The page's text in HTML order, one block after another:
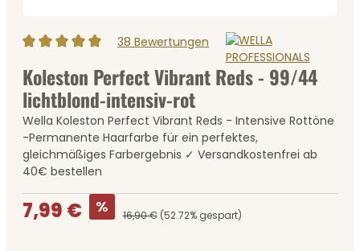
Durchschnittliche Bewertung von 4.95 von 5 Sternen
38 Bewertungen
Koleston Perfect Vibrant Reds - 99/44
lichtblond-intensiv-rot
Wella Koleston Perfect Vibrant Reds - Intensive Rottöne
-Permanente Haarfarbe für ein perfektes,
gleichmäßiges Farbergebnis ✓ Versandkostenfrei ab
40€ bestellen
Verkaufspreis:
7,99 € % 16,90 € (52.72% gespart)